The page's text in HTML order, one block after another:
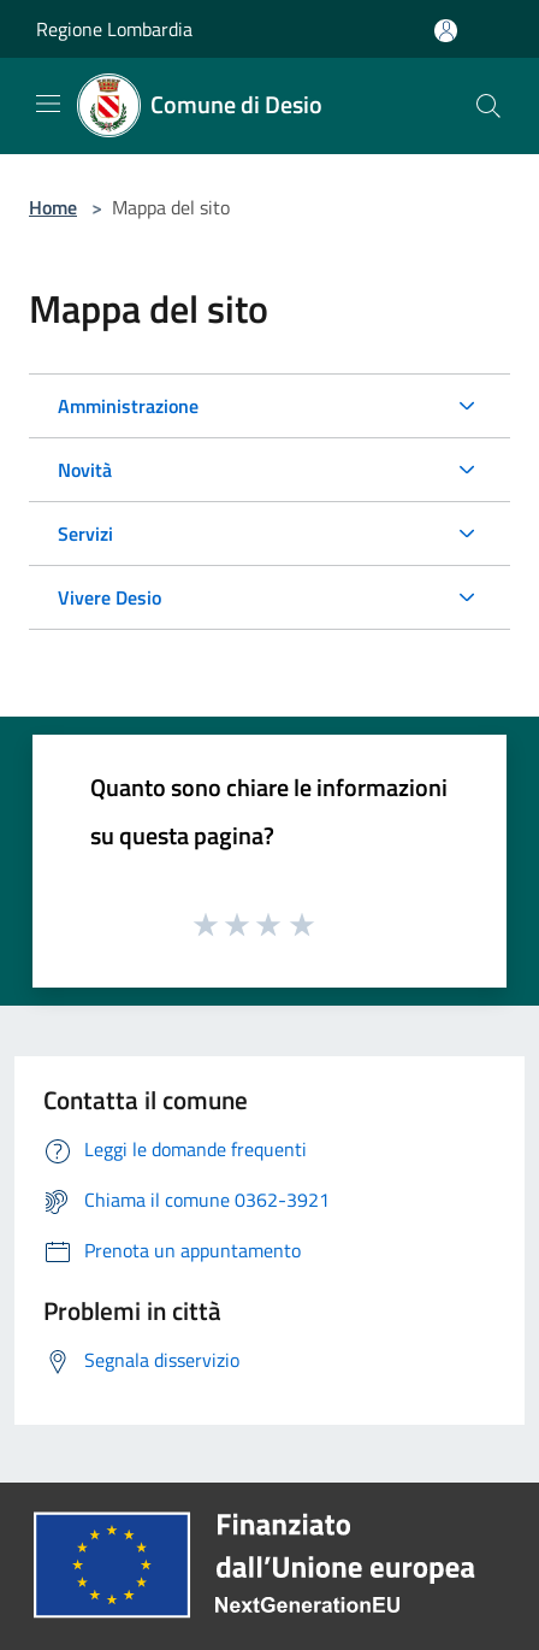
Regione Lombardia
Comune di Desio
Home > Mappa del sito
Mappa del sito
Amministrazione
Novità
Servizi
Vivere Desio
Quanto sono chiare le informazioni
su questa pagina?
Contatta il comune
Leggi le domande frequenti
Chiama il comune 0362-3921
Prenota un appuntamento
Problemi in città
Segnala disservizio